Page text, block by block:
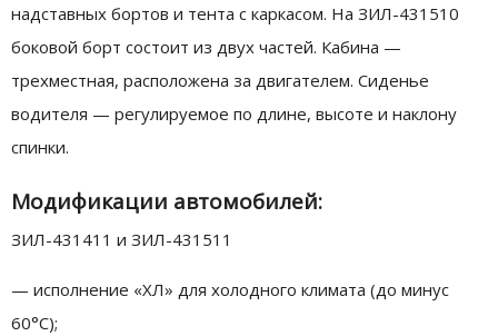
надставных бортов и тента с каркасом. На ЗИЛ-431510
боковой борт состоит из двух частей. Кабина —
трехместная, расположена за двигателем. Сиденье
водителя — регулируемое по длине, высоте и наклону
спинки.
Модификации автомобилей:
ЗИЛ-431411 и ЗИЛ-431511
— исполнение «ХЛ» для холодного климата (до минус
60°С);